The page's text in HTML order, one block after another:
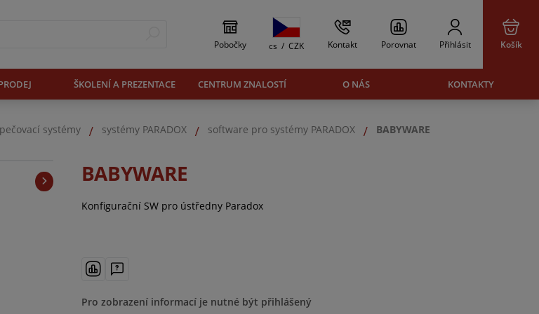
Pobočky cs / CZK Kontakt Porovnat Přihlásit Košík
ŠKOLENÍ A PREZENTACE CENTRUM ZNALOSTÍ O NÁS KONTAKTY
systémy systémy PARADOX software pro systémy PARADOX BABYWARE
BABYWARE
Konfigurační SW pro ústředny Paradox
Pro zobrazení informací je nutné být přihlášený